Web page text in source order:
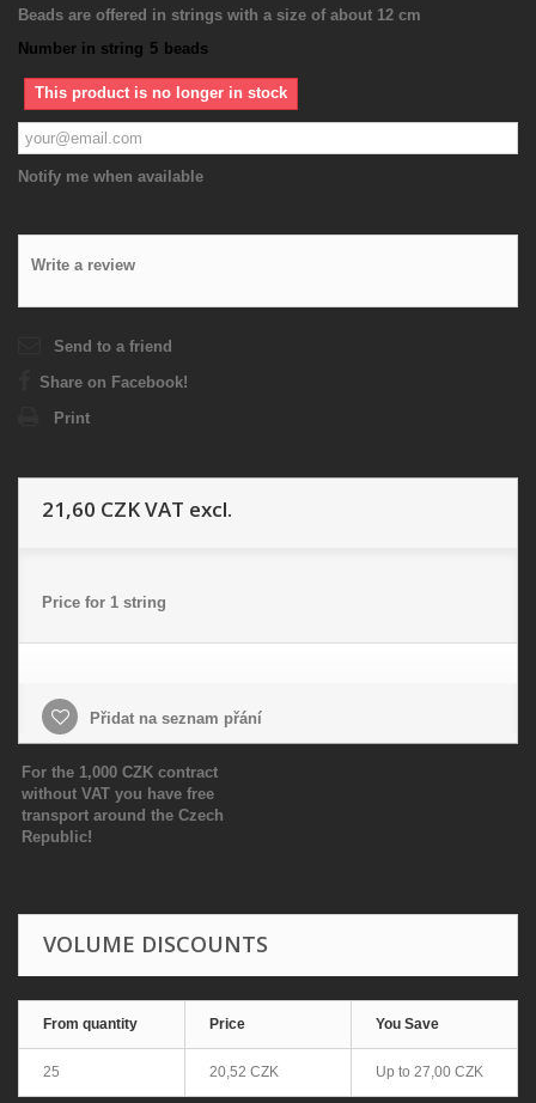
Beads are offered in strings with a size of about 12 cm
Number in string 5 beads
This product is no longer in stock
Notify me when available
Write a review
Send to a friend
Share on Facebook!
Print
21,60 CZKVAT excl.
Price for 1 string
Přidat na seznam přání
For the 1,000 CZK contract
without VAT you have free
transport around the Czech
Republic!
VOLUME DISCOUNTS
From quantity Price You Save
25 20,52 CZK Up to 27,00 CZK